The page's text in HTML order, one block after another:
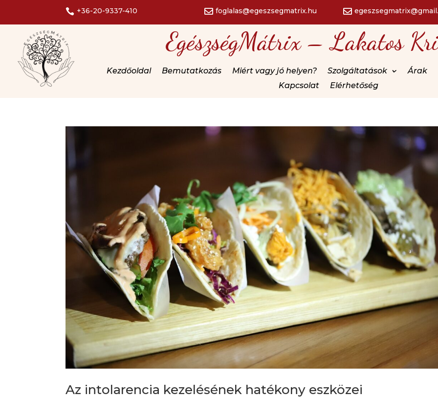
 +36-20-9337-410  foglalas@egeszsegmatrix.hu 
EgészségMátrix – Lakatos
Kezdőoldal Bemutatkozás Miért vagy jó helyen? Szolgáltatások
Árak
Kapcsolat
Elérhetőség
Az intolarencia kezelésének hatékony eszközei